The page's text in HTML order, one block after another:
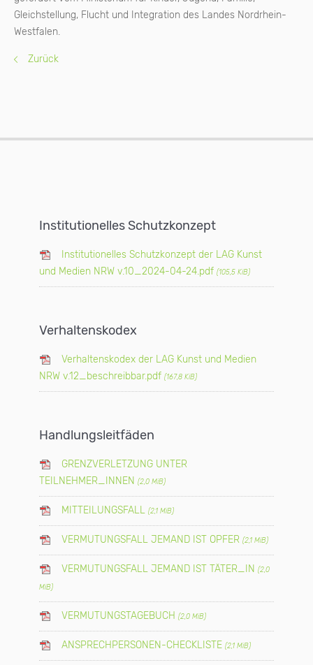
Gleichstellung, Flucht und Integration des Landes Nordrhein-
Westfalen.
Zurück
Institutionelles Schutzkonzept
Institutionelles Schutzkonzept der LAG Kunst
und Medien NRW v.10_2024-04-24.pdf (105,5 KiB)
Verhaltens­kodex
Verhaltenskodex der LAG Kunst und Medien
NRW v.12_beschreibbar.pdf (167,8 KiB)
Handlungs­leitfäden
GRENZVERLETZUNG UNTER
TEILNEHMER_INNEN (2,0 MiB)
MITTEILUNGSFALL (2,1 MiB)
VERMUTUNGSFALL JEMAND IST OPFER (2,1 MiB)
VERMUTUNGSFALL JEMAND IST TÄTER_IN (2,0
MiB)
VERMUTUNGSTAGEBUCH (2,0 MiB)
ANSPRECHPERSONEN-CHECKLISTE (2,1 MiB)